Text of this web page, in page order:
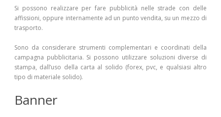
Si possono realizzare per fare pubblicità nelle strade con delle
affissioni, oppure internamente ad un punto vendita, su un mezzo di
trasporto.
Sono da considerare strumenti complementari e coordinati della
campagna pubblicitaria. Si possono utilizzare soluzioni diverse di
stampa, dall’uso della carta al solido (forex, pvc, e qualsiasi altro
tipo di materiale solido).
Banner